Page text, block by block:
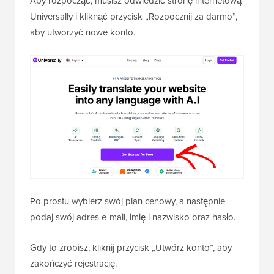
Universally i kliknąć przycisk „Rozpocznij za darmo”,
aby utworzyć nowe konto.
Po prostu wybierz swój plan cenowy, a następnie
podaj swój adres e-mail, imię i nazwisko oraz hasło.
Gdy to zrobisz, kliknij przycisk „Utwórz konto”, aby
zakończyć rejestrację.